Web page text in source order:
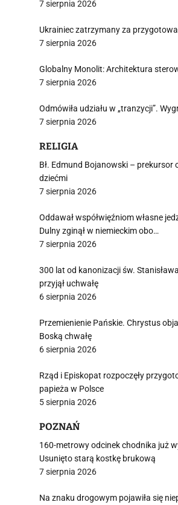
7 sierpnia 2026
Ukrainiec zatrzymany za
7 sierpnia 2026
Globalny Monolit: Architektura
7 sierpnia 2026
Odmówiła udziału w „tranzycji”.
7 sierpnia 2026
RELIGIA
Bł. Edmund Bojanowski – prekursor
dziećmi
7 sierpnia 2026
Oddawał współwięźniom własne
Dulny zginął w niemieckim obo…
7 sierpnia 2026
300 lat od kanonizacji św.
przyjął uchwałę
6 sierpnia 2026
Przemienienie Pańskie. Chrystus
Boską chwałę
6 sierpnia 2026
Rząd i Episkopat rozpoczęły
papieża w Polsce
5 sierpnia 2026
POZNAŃ
160-metrowy odcinek chodnika już
Usunięto starą kostkę brukową
7 sierpnia 2026
Na znaku drogowym pojawiła się